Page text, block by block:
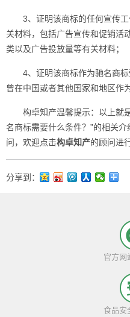
3、证明该商标的任何宣传工
关材料，包括广告宣传和促销活
类以及广告投放量等有关材料；
4、证明该商标作为驰名商标
曾在中国或者其他国家和地区作
构卓知产温馨提示：以上就
名商标需要什么条件？”的相关
问，欢迎点击构卓知产的顾问进
分享到：
官方网
食品安